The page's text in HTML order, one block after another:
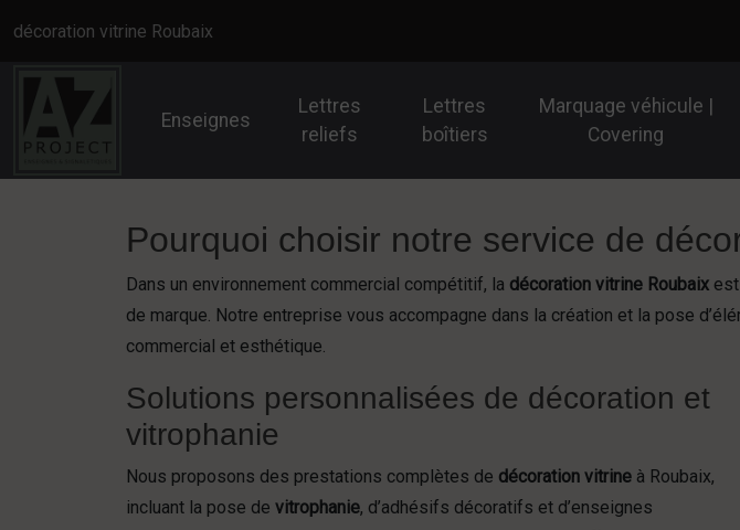
décoration vitrine Roubaix
Enseignes
Lettres
reliefs
Lettres
boîtiers
Marquage véhicule |
Covering
Pourquoi choisir notre service de
Dans un environnement commercial compétitif, la décoration vitrine Roubaix
de marque. Notre entreprise vous accompagne dans la création et la pose
commercial et esthétique.
Solutions personnalisées de décoration et
vitrophanie
Nous proposons des prestations complètes de décoration vitrine à Roubaix,
incluant la pose de vitrophanie, d’adhésifs décoratifs et d’enseignes